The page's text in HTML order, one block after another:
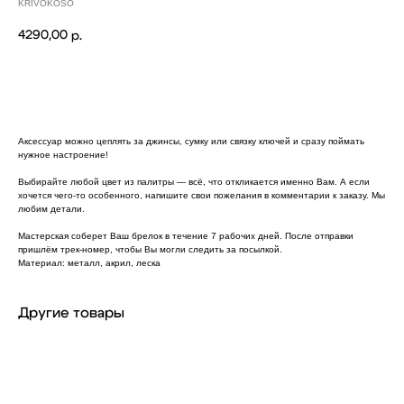
KRIVOKOSO
4290,00 р.
Аксессуар можно цеплять за джинсы, сумку или связку ключей и сразу поймать
нужное настроение!
Выбирайте любой цвет из палитры — всё, что откликается именно Вам. А если
хочется чего-то особенного, напишите свои пожелания в комментарии к заказу. Мы
любим детали.
Мастерская соберет Ваш брелок в течение 7 рабочих дней. После отправки
пришлём трек-номер, чтобы Вы могли следить за посылкой.
Материал: металл, акрил, леска
Другие товары